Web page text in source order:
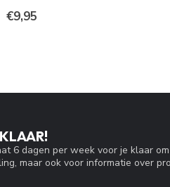
€9,95
6 dagen per week voor je klaar
maar ook voor informatie over